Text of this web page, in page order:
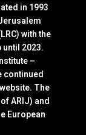
in 1993
with the
2023.
–
continued
The
ARIJ) and
European